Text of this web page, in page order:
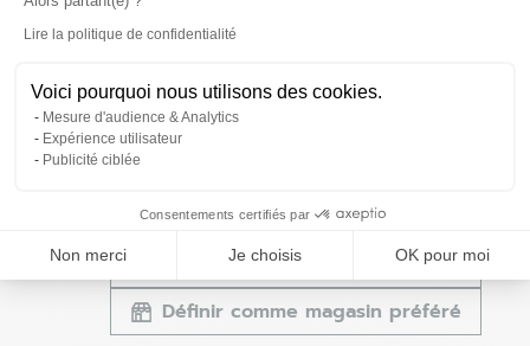
Lire la politique de confidentialité
Voici pourquoi nous utilisons des cookies.
Mesure d'audience & Analytics
Expérience utilisateur
Publicité ciblée
Consentements certifiés par
Non merci Je choisis OK pour moi
Axeptio consent
8
86.3
Soissons - Fermé
Rue Jacques Brel
02200 Soissons
03 23 96 97 68
Voir la fiche magasin
Définir comme magasin préféré